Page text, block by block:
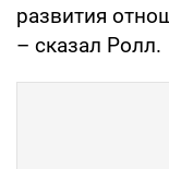
развития
– сказал Ролл.